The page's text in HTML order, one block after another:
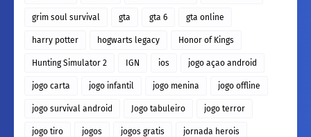
grim soul survival gta gta 6 gta online
harry potter hogwarts legacy Honor of Kings
Hunting Simulator 2 IGN ios jogo açao android
jogo carta jogo infantil jogo menina jogo offline
jogo survival android Jogo tabuleiro jogo terror
jogo tiro jogos jogos gratis jornada herois